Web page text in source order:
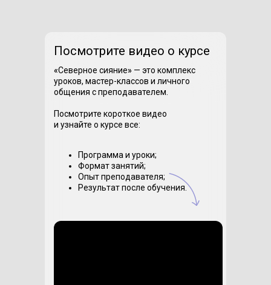
Посмотрите видео о курсе
«Северное сияние» — это комплекс
уроков, мастер-классов и личного
общения с преподавателем.
Посмотрите короткое видео
и узнайте о курсе все:
Программа и уроки;
Формат занятий;
Опыт преподавателя;
Результат после обучения.